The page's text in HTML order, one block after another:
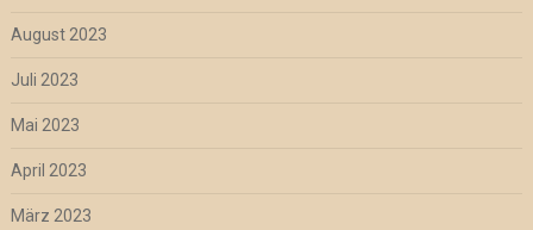
August 2023
Juli 2023
Mai 2023
April 2023
März 2023